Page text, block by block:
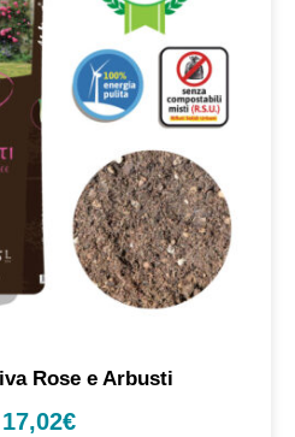
Rose e Arbusti
17,02€